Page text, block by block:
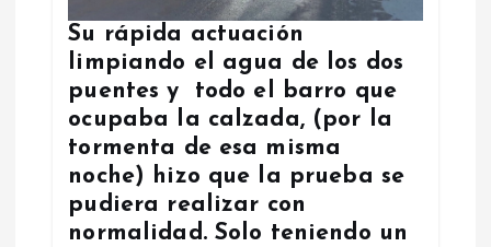
Su rápida actuación
limpiando el agua de los dos
puentes y todo el barro que
ocupaba la calzada, (por la
tormenta de esa misma
noche) hizo que la prueba se
pudiera realizar con
normalidad. Solo teniendo un